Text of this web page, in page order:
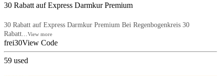
30 Rabatt auf Express Darmkur Premium
30 Rabatt auf Express Darmkur Premium Bei Regenbogenkreis 30
Rabatt...
View more
frei30View Code
59 used